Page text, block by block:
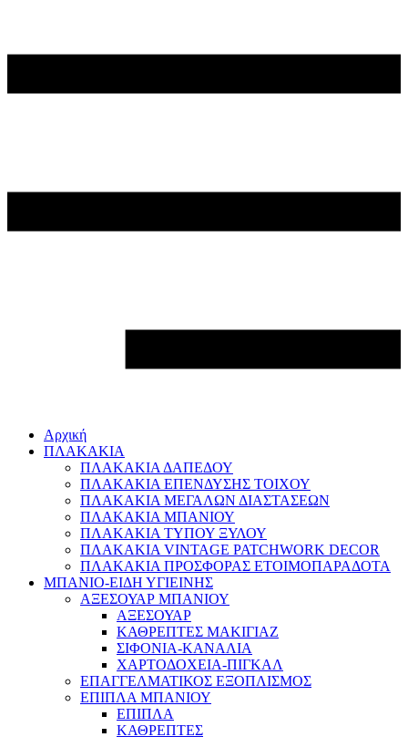
Αρχική
ΠΛΑΚΑΚΙΑ
ΠΛΑΚΑΚΙΑ ΔΑΠΕΔΟΥ
ΠΛΑΚΑΚΙΑ ΕΠΕΝΔΥΣΗΣ ΤΟΙΧΟΥ
ΠΛΑΚΑΚΙΑ ΜΕΓΑΛΩΝ ΔΙΑΣΤΑΣΕΩΝ
ΠΛΑΚΑΚΙΑ ΜΠΑΝΙΟΥ
ΠΛΑΚΑΚΙΑ ΤΥΠΟΥ ΞΥΛΟΥ
ΠΛΑΚΑΚΙΑ VINTAGE PATCHWORK DECOR
ΠΛΑΚΑΚΙΑ ΠΡΟΣΦΟΡΑΣ ΕΤΟΙΜΟΠΑΡΑΔΟΤΑ
ΜΠΑΝΙΟ-ΕΙΔΗ ΥΓΙΕΙΝΗΣ
ΑΞΕΣΟΥΑΡ ΜΠΑΝΙΟΥ
ΑΞΕΣΟΥΑΡ
ΚΑΘΡΕΠΤΕΣ ΜΑΚΙΓΙΑΖ
ΣΙΦΟΝΙΑ-ΚΑΝΑΛΙΑ
ΧΑΡΤΟΔΟΧΕΙΑ-ΠΙΓΚΑΛ
ΕΠΑΓΓΕΛΜΑΤΙΚΟΣ ΕΞΟΠΛΙΣΜΟΣ
ΕΠΙΠΛΑ ΜΠΑΝΙΟΥ
ΕΠΙΠΛΑ
ΚΑΘΡΕΠΤΕΣ